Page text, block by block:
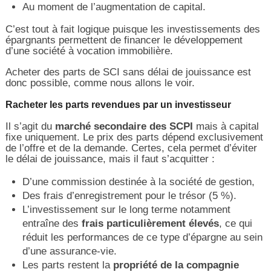
Au moment de l’augmentation de capital.
C’est tout à fait logique puisque les investissements des
épargnants permettent de financer le développement
d’une société à vocation immobilière.
Acheter des parts de SCI sans délai de jouissance est
donc possible, comme nous allons le voir.
Racheter les parts revendues par un investisseur
Il s’agit du marché secondaire des SCPI mais à capital
fixe uniquement. Le prix des parts dépend exclusivement
de l’offre et de la demande. Certes, cela permet d’éviter
le délai de jouissance, mais il faut s’acquitter :
D’une commission destinée à la société de gestion,
Des frais d’enregistrement pour le trésor (5 %).
L’investissement sur le long terme notamment
entraîne des frais particulièrement élevés, ce qui
réduit les performances de ce type d’épargne au sein
d’une assurance-vie.
Les parts restent la propriété de la compagnie